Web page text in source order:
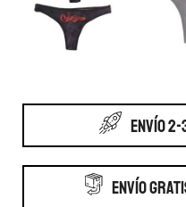
ENVÍO
ENVÍO